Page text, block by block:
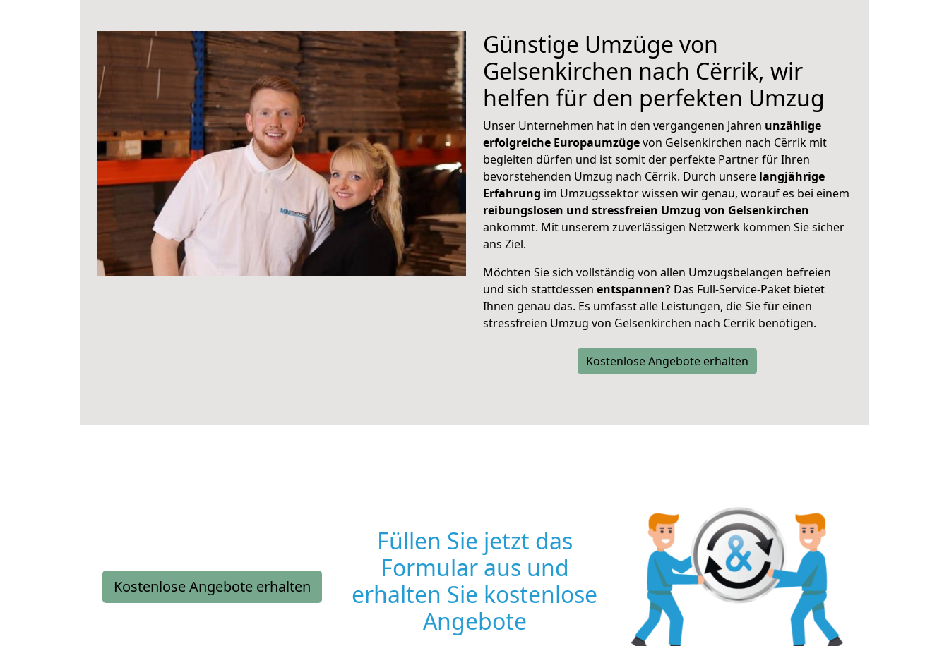
Günstige Umzüge von
Gelsenkirchen nach Cërrik, wir
helfen für den perfekten Umzug
Unser Unternehmen hat in den vergangenen Jahren unzählige
erfolgreiche Europaumzügevon Gelsenkirchen nach Cërrik mit
begleiten dürfen und ist somit der perfekte Partner für Ihren
bevorstehenden Umzug nach Cërrik. Durch unsere langjährige
Erfahrung im Umzugssektor wissen wir genau, worauf es bei einem
reibungslosen und stressfreien Umzug von Gelsenkirchen
ankommt. Mit unserem zuverlässigen Netzwerk kommen Sie sicher
ans Ziel.
Möchten Sie sich vollständig von allen Umzugsbelangen befreien
und sich stattdessen entspannen? Das Full-Service-Paket bietet
Ihnen genau das. Es umfasst alle Leistungen, die Sie für einen
stressfreien Umzug von Gelsenkirchen nach Cërrik benötigen.
Kostenlose Angebote erhalten
Kostenlose Angebote erhalten
Füllen Sie jetzt das
Formular aus und
erhalten Sie kostenlose
Angebote